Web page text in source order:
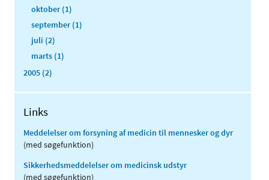
oktober (1)
september (1)
juli (2)
marts (1)
2005 (2)
Links
Meddelelser om forsyning af medicin til mennesker og dyr
(med søgefunktion)
Sikkerhedsmeddelelser om medicinsk udstyr
(med søgefunktion)